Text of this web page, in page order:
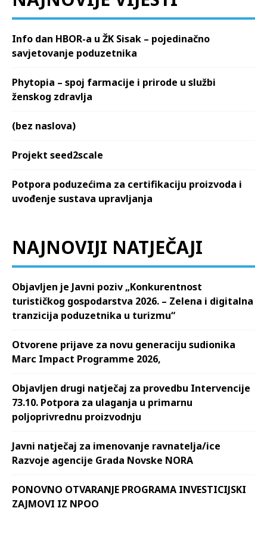
Info dan HBOR-a u ŽK Sisak – pojedinačno
savjetovanje poduzetnika
Phytopia – spoj farmacije i prirode u službi
ženskog zdravlja
(bez naslova)
Projekt seed2scale
Potpora poduzećima za certifikaciju proizvoda i
uvođenje sustava upravljanja
NAJNOVIJI NATJEČAJI
Objavljen je Javni poziv „Konkurentnost
turističkog gospodarstva 2026. – Zelena i digitalna
tranzicija poduzetnika u turizmu“
Otvorene prijave za novu generaciju sudionika
Marc Impact Programme 2026,
Objavljen drugi natječaj za provedbu Intervencije
73.10. Potpora za ulaganja u primarnu
poljoprivrednu proizvodnju
Javni natječaj za imenovanje ravnatelja/ice
Razvoje agencije Grada Novske NORA
PONOVNO OTVARANJE PROGRAMA INVESTICIJSKI
ZAJMOVI IZ NPOO